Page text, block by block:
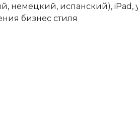
немецкий, испанский),
бизнес стиля